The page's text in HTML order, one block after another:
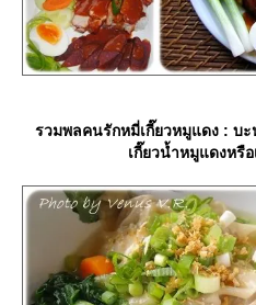
รวมพลคนรักหมี่เกี๊ยวหมูแดง : บ
เกี๊ยวน้ำหมูแดงหรื